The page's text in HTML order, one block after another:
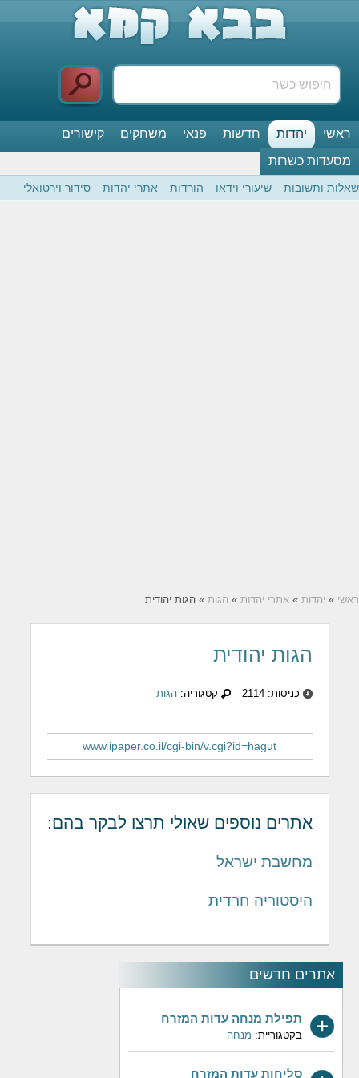
ראשי יהדות חדשות פנאי משחקים
קישורים
מסעדות כשרות
שאלות ותשובות שיעורי וידאו הורדות אתרי יהדות סידור וירטואלי
ראשי » יהדות » אתרי יהדות » הגות » הגות יהודית
אתרים חדשים
תפילת מנחה עדות המזרח
בקטגוריית: מנחה
סליחות עדות המזרח
הגות יהודית
כניסות: 2114 קטגוריה:הגות
www.ipaper.co.il/cgi-bin/v.cgi?id=hagut
אתרים נוספים שאולי תרצו לבקר בהם:
מחשבת ישראל
היסטוריה חרדית